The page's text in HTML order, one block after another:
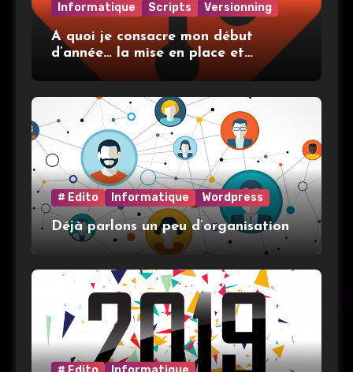
Informatique Scripts Versionning
A quoi je consacre mon début
d’année… la mise en place et
l’utilisation de git
# Edito Informatique Wordpress
Déjà parlons un peu d’organisation